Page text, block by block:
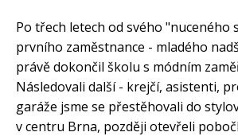
Po třech letech od svého "nuceného
prvního zaměstnance - mladého
právě dokončil školu s módním
Následovali další - krejčí, asistenti,
garáže jsme se přestěhovali do
v centru Brna, později otevřeli